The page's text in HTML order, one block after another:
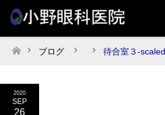
ホーム
ブログ 待合室３-
2020
SEP
26